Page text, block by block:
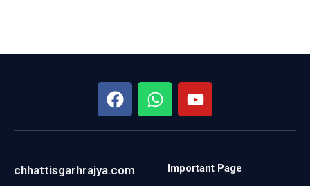
chhattisgarhrajya.com Important Page